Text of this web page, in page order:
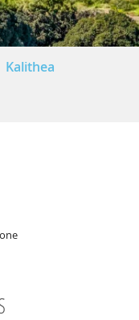
Kalithea